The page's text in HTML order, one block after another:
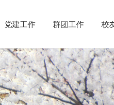
党建工作 群团工作 校